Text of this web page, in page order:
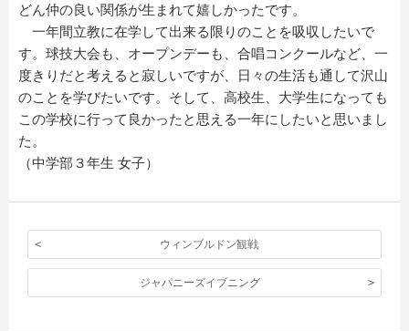
どん仲の良い関係が生まれて嬉しかったです。
一年間立教に在学して出来る限りのことを吸収したいで
す。球技大会も、オープンデーも、合唱コンクールなど、一
度きりだと考えると寂しいですが、日々の生活も通して沢山
のことを学びたいです。そして、高校生、大学生になっても
この学校に行って良かったと思える一年にしたいと思いまし
た。
（中学部３年生 女子）
ウィンブルドン観戦
ジャパニーズイブニング